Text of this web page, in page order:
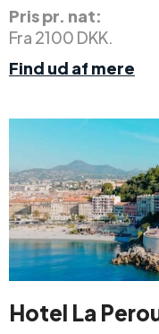
Pris pr. nat:
Fra 2100 DKK.
Find ud af mere
Hotel La